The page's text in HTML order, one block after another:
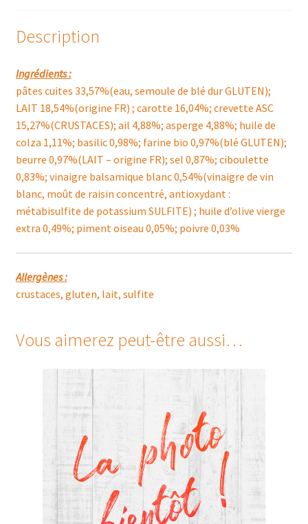
Description
Ingrédients :
pâtes cuites 33,57%(eau, semoule de blé dur GLUTEN);
LAIT 18,54%(origine FR) ; carotte 16,04%; crevette ASC
15,27%(CRUSTACES); ail 4,88%; asperge 4,88%; huile de
colza 1,11%; basilic 0,98%; farine bio 0,97%(blé GLUTEN);
beurre 0,97%(LAIT – origine FR); sel 0,87%; ciboulette
0,83%; vinaigre balsamique blanc 0,54%(vinaigre de vin
blanc, moût de raisin concentré, antioxydant :
métabisulfite de potassium SULFITE) ; huile d’olive vierge
extra 0,49%; piment oiseau 0,05%; poivre 0,03%
Allergènes :
crustaces, gluten, lait, sulfite
Vous aimerez peut-être aussi…